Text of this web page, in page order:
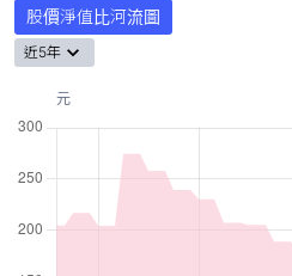
股價淨值比河流圖
近5年